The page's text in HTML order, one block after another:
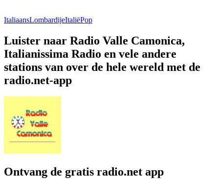
ItaliaansLombardijeItaliëPop
Luister naar Radio Valle Camonica,
Italianissima Radio en vele andere
stations van over de hele wereld met de
radio.net-app
Ontvang de gratis radio.net app